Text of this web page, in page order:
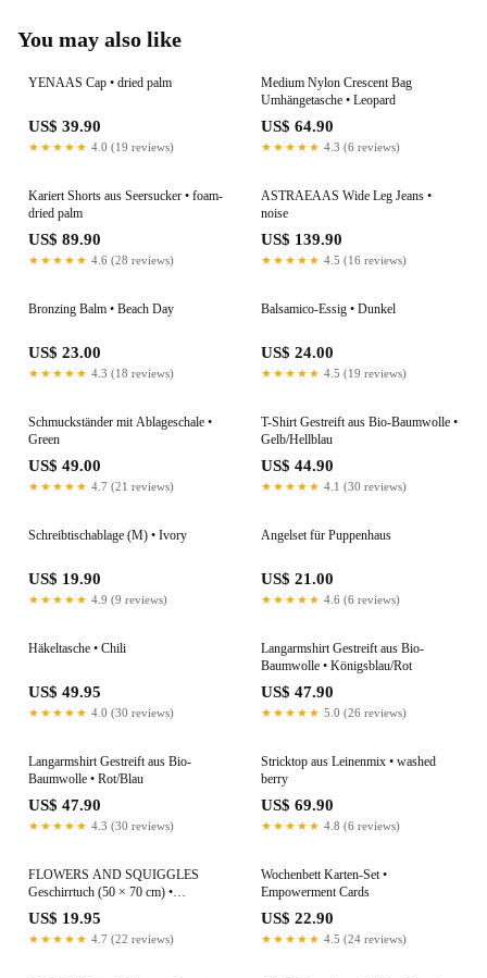
You may also like
YENAAS Cap • dried palm
US$ 39.90
★★★★★ 4.0 (19 reviews)
Medium Nylon Crescent Bag
Umhängetasche • Leopard
US$ 64.90
★★★★★ 4.3 (6 reviews)
Kariert Shorts aus Seersucker • foam-
dried palm
US$ 89.90
★★★★★ 4.6 (28 reviews)
ASTRAEAAS Wide Leg Jeans •
noise
US$ 139.90
★★★★★ 4.5 (16 reviews)
Bronzing Balm • Beach Day
US$ 23.00
★★★★★ 4.3 (18 reviews)
Balsamico-Essig • Dunkel
US$ 24.00
★★★★★ 4.5 (19 reviews)
Schmuckständer mit Ablageschale •
Green
US$ 49.00
★★★★★ 4.7 (21 reviews)
T-Shirt Gestreift aus Bio-Baumwolle •
Gelb/Hellblau
US$ 44.90
★★★★★ 4.1 (30 reviews)
Schreibtischablage (M) • Ivory
US$ 19.90
★★★★★ 4.9 (9 reviews)
Angelset für Puppenhaus
US$ 21.00
★★★★★ 4.6 (6 reviews)
Häkeltasche • Chili
US$ 49.95
★★★★★ 4.0 (30 reviews)
Langarmshirt Gestreift aus Bio-
Baumwolle • Königsblau/Rot
US$ 47.90
★★★★★ 5.0 (26 reviews)
Langarmshirt Gestreift aus Bio-
Baumwolle • Rot/Blau
US$ 47.90
★★★★★ 4.3 (30 reviews)
Stricktop aus Leinenmix • washed
berry
US$ 69.90
★★★★★ 4.8 (6 reviews)
FLOWERS AND SQUIGGLES
Geschirrtuch (50 × 70 cm) •
Green/Natural
US$ 19.95
★★★★★ 4.7 (22 reviews)
Wochenbett Karten-Set •
Empowerment Cards
US$ 22.90
★★★★★ 4.5 (24 reviews)